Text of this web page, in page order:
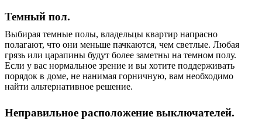
Темный пол.
Выбирая темные полы, владельцы квартир напрасно
полагают, что они меньше пачкаются, чем светлые. Любая
грязь или царапины будут более заметны на темном полу.
Если у вас нормальное зрение и вы хотите поддерживать
порядок в доме, не нанимая горничную, вам необходимо
найти альтернативное решение.
Неправильное расположение выключателей.